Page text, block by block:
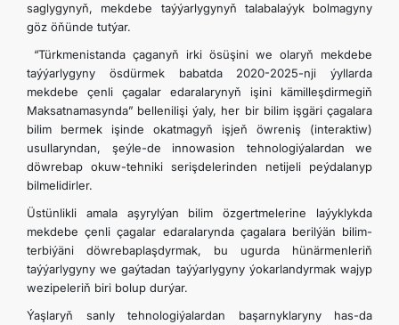
saglygynyň, mekdebe taýýarlygynyň talabalaýyk bolmagyny
göz öňünde tutýar.
“Türkmenistanda çaganyň irki ösüşini we olaryň mekdebe
taýýarlygyny ösdürmek babatda 2020-2025-nji ýyllarda
mekdebe çenli çagalar edaralarynyň işini kämilleşdirmegiň
Maksatnamasynda” bellenilişi ýaly, her bir bilim işgäri çagalara
bilim bermek işinde okatmagyň işjeň öwreniş (interaktiw)
usullaryndan, şeýle-de innowasion tehnologiýalardan we
döwrebap okuw-tehniki serişdelerinden netijeli peýdalanyp
bilmelidirler.
Üstünlikli amala aşyrylýan bilim özgertmelerine laýyklykda
mekdebe çenli çagalar edaralarynda çagalara berilýän bilim-
terbiýäni döwrebaplaşdyrmak, bu ugurda hünärmenleriň
taýýarlygyny we gaýtadan taýýarlygyny ýokarlandyrmak wajyp
wezipeleriň biri bolup durýar.
Ýaşlaryň sanly tehnologiýalardan başarnyklaryny has-da